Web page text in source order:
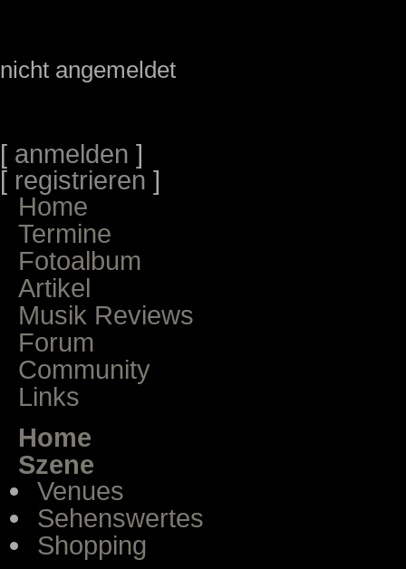
nicht angemeldet
[ anmelden ]
[ registrieren ]
Home
Termine
Fotoalbum
Artikel
Musik Reviews
Forum
Community
Links
Home
Szene
Venues
Sehenswertes
Shopping